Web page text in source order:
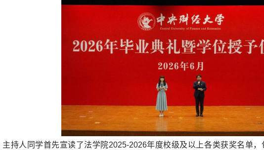
主持人同学首先宣读了法学院2025-2026年度校级及以上各类获奖名单